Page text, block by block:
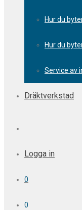
Hur du
Hur du
Service av
Dräktverkstad
Logga in
0
0